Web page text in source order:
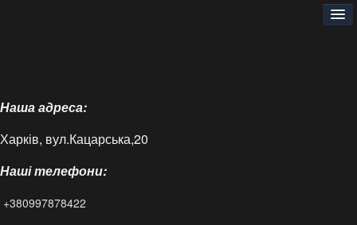
Доставка і оплата
Контакти
Статті
FAQ
Наша адреса:
Харків, вул.Кацарська,20
Наші телефони:
+380997878422